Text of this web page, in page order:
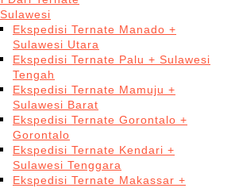
Ekspedisi Ternate Manado +
Sulawesi Utara
Ekspedisi Ternate Palu + Sulawesi
Tengah
Ekspedisi Ternate Mamuju +
Sulawesi Barat
Ekspedisi Ternate Gorontalo +
Gorontalo
Ekspedisi Ternate Kendari +
Sulawesi Tenggara
Ekspedisi Ternate Makassar +